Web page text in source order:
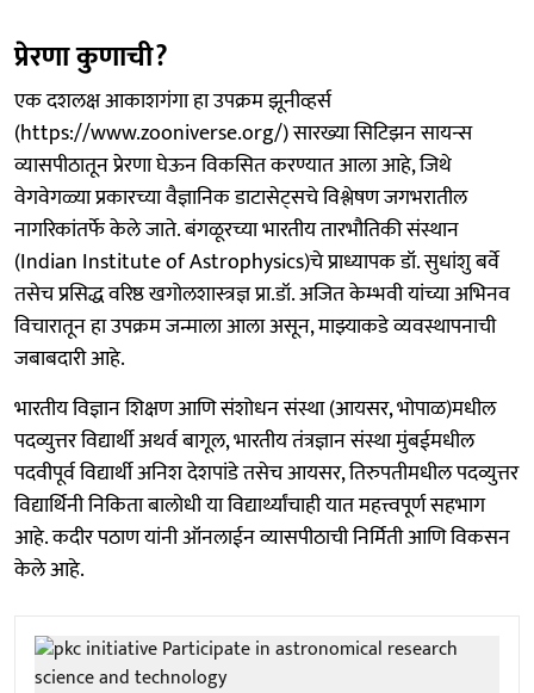
प्रेरणा कुणाची?
एक दशलक्ष आकाशगंगा हा उपक्रम झूनीव्हर्स
(https://www.zooniverse.org/) सारख्या सिटिझन सायन्स
व्यासपीठातून प्रेरणा घेऊन विकसित करण्यात आला आहे, जिथे
वेगवेगळ्या प्रकारच्या वैज्ञानिक डाटासेट्सचे विश्लेषण जगभरातील
नागरिकांतर्फे केले जाते. बंगळूरच्या भारतीय तारभौतिकी संस्थान
(Indian Institute of Astrophysics)चे प्राध्यापक डॉ. सुधांशु बर्वे
तसेच प्रसिद्ध वरिष्ठ खगोलशास्त्रज्ञ प्रा.डॉ. अजित केम्भवी यांच्या अभिनव
विचारातून हा उपक्रम जन्माला आला असून, माझ्याकडे व्यवस्थापनाची
जबाबदारी आहे.
भारतीय विज्ञान शिक्षण आणि संशोधन संस्था (आयसर, भोपाळ)मधील
पदव्युत्तर विद्यार्थी अथर्व बागूल, भारतीय तंत्रज्ञान संस्था मुंबईमधील
पदवीपूर्व विद्यार्थी अनिश देशपांडे तसेच आयसर, तिरुपतीमधील पदव्युत्तर
विद्यार्थिनी निकिता बालोधी या विद्यार्थ्यांचाही यात महत्त्वपूर्ण सहभाग
आहे. कदीर पठाण यांनी ऑनलाईन व्यासपीठाची निर्मिती आणि विकसन
केले आहे.